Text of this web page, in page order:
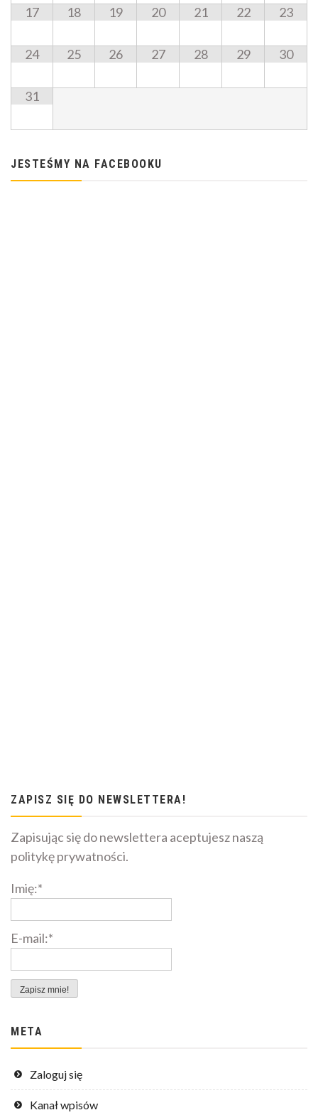
17 18 19 20 21 22 23
24 25 26 27 28 29 30
31
JESTEŚMY NA FACEBOOKU
ZAPISZ SIĘ DO NEWSLETTERA!
Zapisując się do newslettera aceptujesz naszą
politykę prywatności.
Imię:*
E-mail:*
META
Zaloguj się
Kanał wpisów